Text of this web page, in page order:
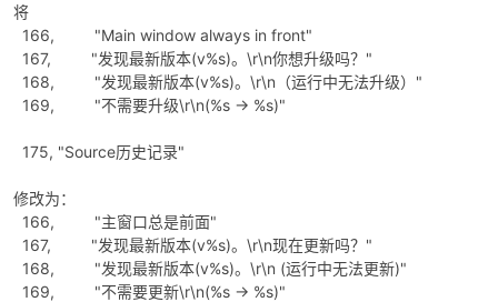
将
166, "Main window always in front"
167, "发现最新版本(v%s)。\r\n你想升级吗？"
168, "发现最新版本(v%s)。\r\n（运行中无法升级）"
169, "不需要升级\r\n(%s -> %s)"
175, "Source历史记录"
修改为：
166, "主窗口总是前面"
167, "发现最新版本(v%s)。\r\n现在更新吗？"
168, "发现最新版本(v%s)。\r\n (运行中无法更新)"
169, "不需要更新\r\n(%s -> %s)"